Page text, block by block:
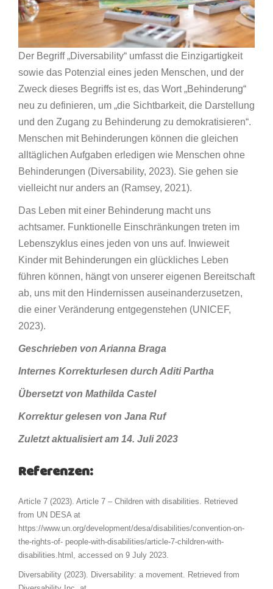
Der Begriff „Diversability“ umfasst die Einzigartigkeit
sowie das Potenzial eines jeden Menschen, und der
Zweck dieses Begriffs ist es, das Wort „Behinderung“
neu zu definieren, um „die Sichtbarkeit, die Darstellung
und den Zugang zu Behinderung zu demokratisieren“.
Menschen mit Behinderungen können die gleichen
alltäglichen Aufgaben erledigen wie Menschen ohne
Behinderungen (Diversability, 2023). Sie gehen sie
vielleicht nur anders an (Ramsey, 2021).
Das Leben mit einer Behinderung macht uns
achtsamer. Funktionelle Einschränkungen treten im
Lebenszyklus eines jeden von uns auf. Inwieweit
Kinder mit Behinderungen ein glückliches Leben
führen können, hängt von unserer eigenen Bereitschaft
ab, uns mit den Hindernissen auseinanderzusetzen,
die einer Veränderung entgegenstehen (UNICEF,
2023).
Geschrieben von Arianna Braga
Internes Korrekturlesen durch Aditi Partha
Übersetzt von Mathilda Castel
Korrektur gelesen von Jana Ruf
Zuletzt aktualisiert am 14. Juli 2023
Referenzen:
Article 7 (2023). Article 7 – Children with disabilities. Retrieved
from UN DESA at
https://www.un.org/development/desa/disabilities/convention-on-
the-rights-of- people-with-disabilities/article-7-children-with-
disabilities.html, accessed on 9 July 2023.
Diversability (2023). Diversability: a movement. Retrieved from